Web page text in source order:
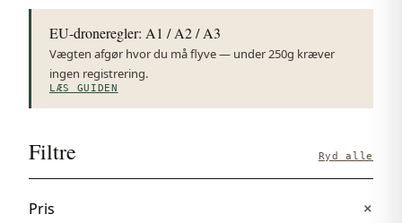
EU-droneregler: A1 / A2 / A3
Vægten afgør hvor du må flyve — under 250g kræver
ingen registrering.
LÆS GUIDEN
Filtre Ryd alle
Pris